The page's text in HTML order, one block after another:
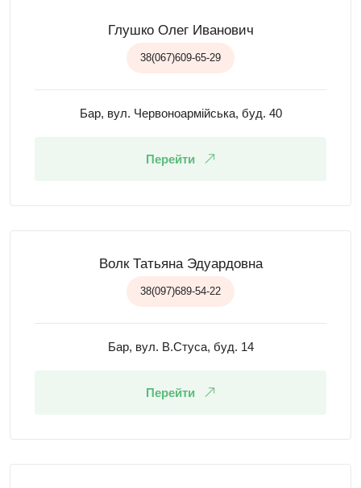
Глушко Олег Иванович
38(067)609-65-29
Бар, вул. Червоноармійська, буд. 40
Перейти
Волк Татьяна Эдуардовна
38(097)689-54-22
Бар, вул. В.Стуса, буд. 14
Перейти